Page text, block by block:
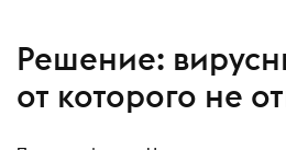
Решение:
от которого не